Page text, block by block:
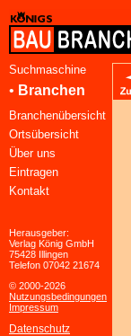
Suchmaschine
• Branchen
Branchenübersicht
Ortsübersicht
Über uns
Eintragen
Kontakt
Herausgeber:
Verlag König GmbH
75428 Illingen
Telefon 07042 21674
© 2000-2026
Nutzungsbedingungen
Impressum
Datenschutz